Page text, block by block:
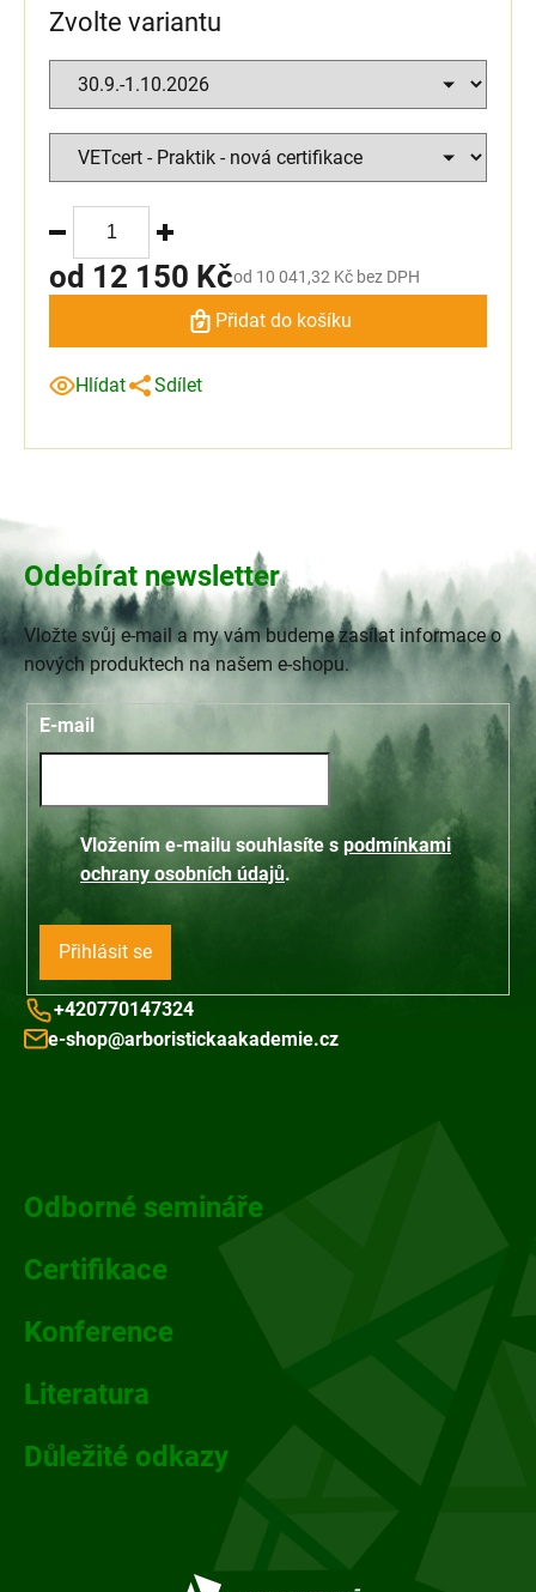
Zvolte variantu
od 12 150 Kčod 10 041,32 Kč bez DPH
Přidat do košíku
Hlídat Sdílet
Odebírat newsletter
Vložte svůj e-mail a my vám budeme zasílat informace o
nových produktech na našem e-shopu.
E-mail
Vložením e-mailu souhlasíte s podmínkami
ochrany osobních údajů.
Přihlásit se
+420770147324
e-shop@arboristickaakademie.cz
Odborné semináře
Certifikace
Konference
Literatura
Důležité odkazy